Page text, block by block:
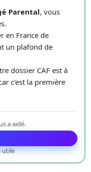
Parental, vous
en France de
un plafond de
dossier CAF est à
c'est la première
a aidé.
utile